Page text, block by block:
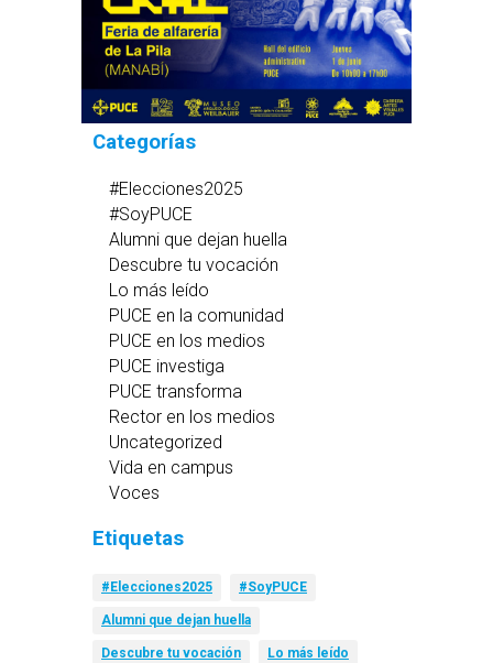
Categorías
#Elecciones2025
#SoyPUCE
Alumni que dejan huella
Descubre tu vocación
Lo más leído
PUCE en la comunidad
PUCE en los medios
PUCE investiga
PUCE transforma
Rector en los medios
Uncategorized
Vida en campus
Voces
Etiquetas
#Elecciones2025 #SoyPUCE
Alumni que dejan huella
Descubre tu vocación Lo más leído